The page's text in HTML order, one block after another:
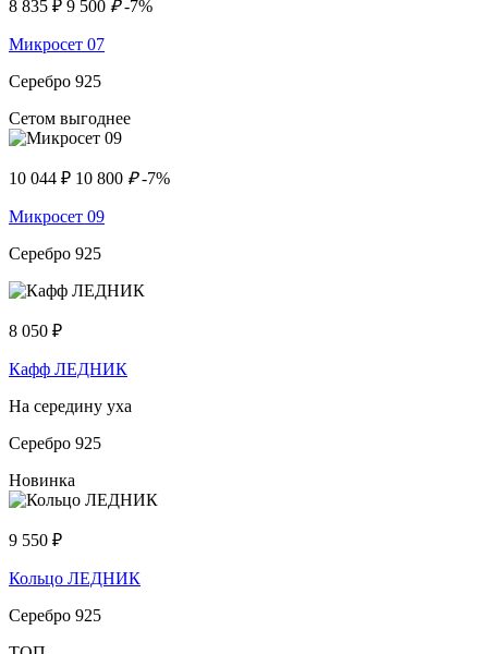
8 835 ₽ 9 500 ₽ -7%
Микросет 07
Серебро 925
Сетом выгоднее
10 044 ₽ 10 800 ₽ -7%
Микросет 09
Серебро 925
8 050 ₽
Кафф ЛЕДНИК
На середину уха
Серебро 925
Новинка
9 550 ₽
Кольцо ЛЕДНИК
Серебро 925